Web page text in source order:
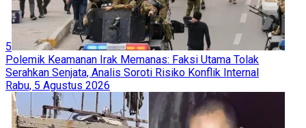
5
Polemik Keamanan Irak Memanas: Faksi Utama Tolak
Serahkan Senjata, Analis Soroti Risiko Konflik Internal
Rabu, 5 Agustus 2026